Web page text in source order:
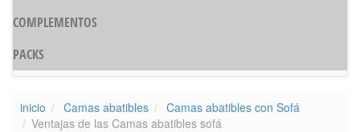
COMPLEMENTOS
PACKS
inicio Camas abatibles
Camas abatibles con Sofá
Ventajas de las Camas abatibles sofá